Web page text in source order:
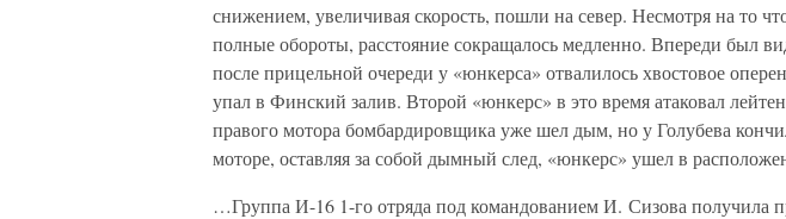
снижением, увеличивая скорость, пошли на север. Несмотря на то
полные обороты, расстояние сокращалось медленно. Впереди был
после прицельной очереди у «юнкерса» отвалилось хвостовое
упал в Финский залив. Второй «юнкерс» в это время атаковал
правого мотора бомбардировщика уже шел дым, но у Голубева
моторе, оставляя за собой дымный след, «юнкерс» ушел в
…Группа И-16 1-го отряда под командованием И. Сизова получила